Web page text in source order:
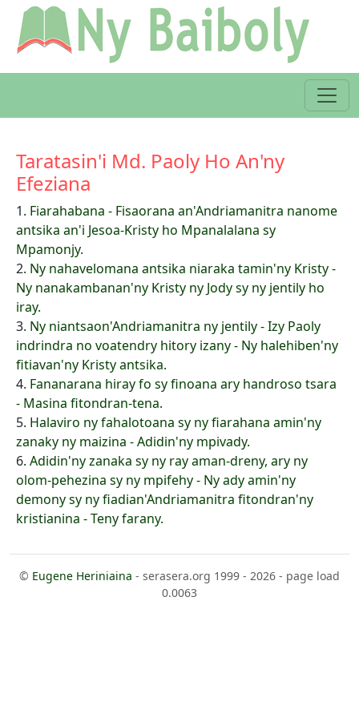
Taratasin'i Md. Paoly Ho An'ny
Efeziana
1. Fiarahabana - Fisaorana an'Andriamanitra nanome
antsika an'i Jesoa-Kristy ho Mpanalalana sy
Mpamonjy.
2. Ny nahavelomana antsika niaraka tamin'ny Kristy -
Ny nanakambanan'ny Kristy ny Jody sy ny jentily ho
iray.
3. Ny niantsaon'Andriamanitra ny jentily - Izy Paoly
indrindra no voatendry hitory izany - Ny halehiben'ny
fitiavan'ny Kristy antsika.
4. Fananarana hiray fo sy finoana ary handroso tsara
- Masina fitondran-tena.
5. Halaviro ny fahalotoana sy ny fiarahana amin'ny
zanaky ny maizina - Adidin'ny mpivady.
6. Adidin'ny zanaka sy ny ray aman-dreny, ary ny
olom-pehezina sy ny mpifehy - Ny ady amin'ny
demony sy ny fiadian'Andriamanitra fitondran'ny
kristianina - Teny farany.
© Eugene Heriniaina - serasera.org 1999 - 2026 - page load
0.0063